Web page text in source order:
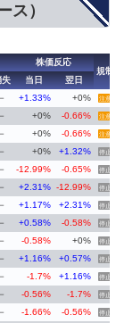
ス）
株価反応
規制
失 当日
翌日
－ +1.33% +0% 注意
－ +0% -0.66% 注意
－ +0% -0.66% 注意
－ +0% +1.32% 停止
－ -12.99% -0.65% 停止
－ +2.31% -12.99% 停止
－ +1.17% +2.31% 停止
－ +0.58% -0.58% 停止
－ -0.58% +0% 停止
－ +1.16% +0.57% 停止
－ -1.7% +1.16% 停止
－ -0.56% -1.7% 停止
－ -1.66% -0.56% 停止